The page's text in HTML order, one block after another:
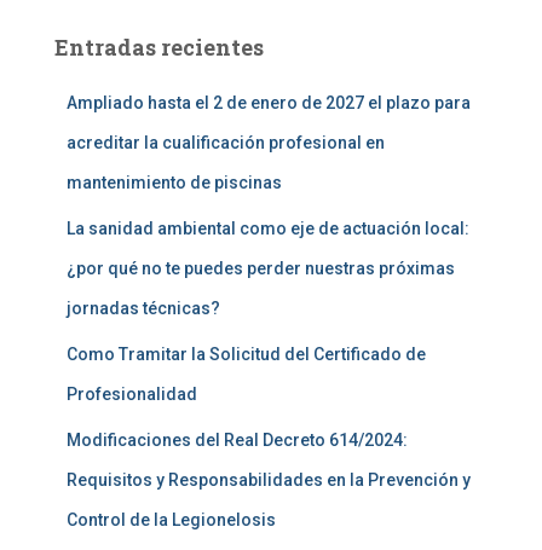
Entradas recientes
Ampliado hasta el 2 de enero de 2027 el plazo para
acreditar la cualificación profesional en
mantenimiento de piscinas
La sanidad ambiental como eje de actuación local:
¿por qué no te puedes perder nuestras próximas
jornadas técnicas?
Como Tramitar la Solicitud del Certificado de
Profesionalidad
Modificaciones del Real Decreto 614/2024:
Requisitos y Responsabilidades en la Prevención y
Control de la Legionelosis